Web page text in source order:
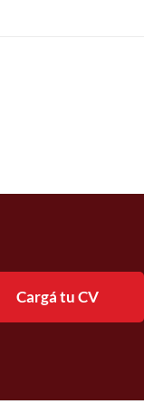
Cargá tu CV